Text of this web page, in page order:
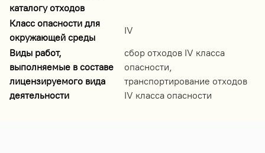
каталогу отходов
Класс опасности для
окружающей среды
IV
Виды работ,
выполняемые в составе
лицензируемого вида
деятельности
сбор отходов IV класса
опасности,
транспортирование отходов
IV класса опасности